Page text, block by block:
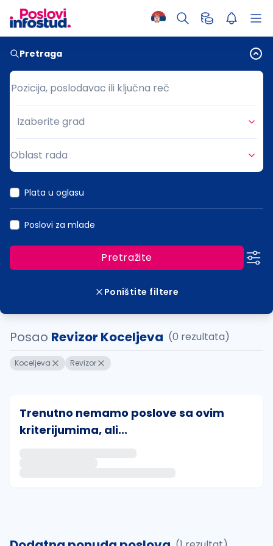
Pretraga
Pozicija, poslodavac ili ključna reč
Pozicija, poslodavac ili ključna reč
Grad
Izaberite grad
Oblast rada
Plata u oglasu
Poslovi za mlade
Pretražite
Poništite filtere
Posao Revizor Koceljeva (0 rezultata)
Koceljeva Revizor
Trenutno nemamo poslove sa ovim
kriterijumima, ali...